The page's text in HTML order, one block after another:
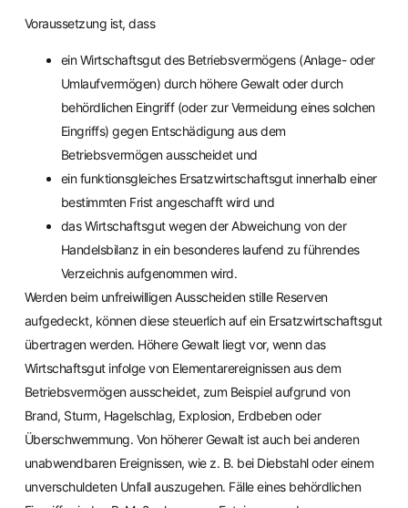
Voraussetzung ist, dass
ein Wirtschaftsgut des Betriebsvermögens (Anlage- oder
Umlaufvermögen) durch höhere Gewalt oder durch
behördlichen Eingriff (oder zur Vermeidung eines solchen
Eingriffs) gegen Entschädigung aus dem
Betriebsvermögen ausscheidet und
ein funktionsgleiches Ersatzwirtschaftsgut innerhalb einer
bestimmten Frist angeschafft wird und
das Wirtschaftsgut wegen der Abweichung von der
Handelsbilanz in ein besonderes laufend zu führendes
Verzeichnis aufgenommen wird.
Werden beim unfreiwilligen Ausscheiden stille Reserven
aufgedeckt, können diese steuerlich auf ein Ersatzwirtschaftsgut
übertragen werden. Höhere Gewalt liegt vor, wenn das
Wirtschaftsgut infolge von Elementarereignissen aus dem
Betriebsvermögen ausscheidet, zum Beispiel aufgrund von
Brand, Sturm, Hagelschlag, Explosion, Erdbeben oder
Überschwemmung. Von höherer Gewalt ist auch bei anderen
unabwendbaren Ereignissen, wie z. B. bei Diebstahl oder einem
unverschuldeten Unfall auszugehen. Fälle eines behördlichen